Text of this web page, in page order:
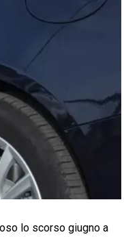
lo scorso giugno a